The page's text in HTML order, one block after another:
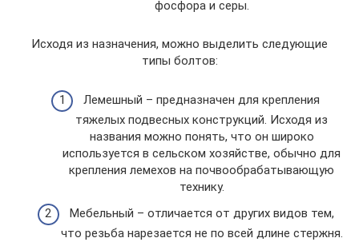
фосфора и серы.
Исходя из назначения, можно выделить следующие
типы болтов:
Лемешный – предназначен для крепления
тяжелых подвесных конструкций. Исходя из
названия можно понять, что он широко
используется в сельском хозяйстве, обычно для
крепления лемехов на почвообрабатывающую
технику.
Мебельный – отличается от других видов тем,
что резьба нарезается не по всей длине стержня.